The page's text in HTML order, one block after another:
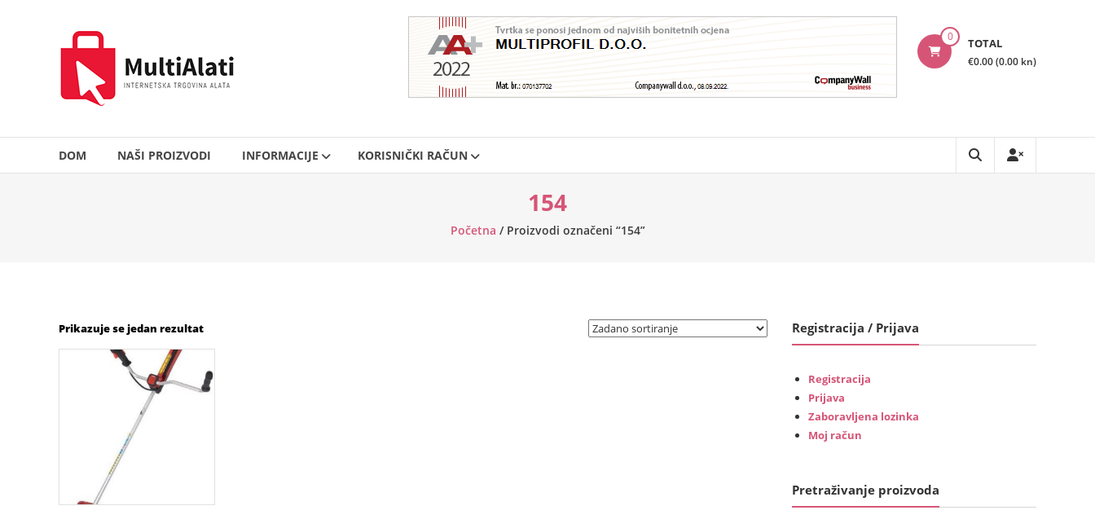
MultiAlati
Internetska
trgovina
alata
0 TOTAL
€0.00 (0.00 kn)
DOM NAŠI PROIZVODI INFORMACIJE KORISNIČKI RAČUN
154
Početna / Proizvodi označeni “154”
Prikazuje se jedan rezultat Registracija / Prijava
Registracija
Prijava
Zaboravljena lozinka
Moj račun
Pretraživanje proizvoda